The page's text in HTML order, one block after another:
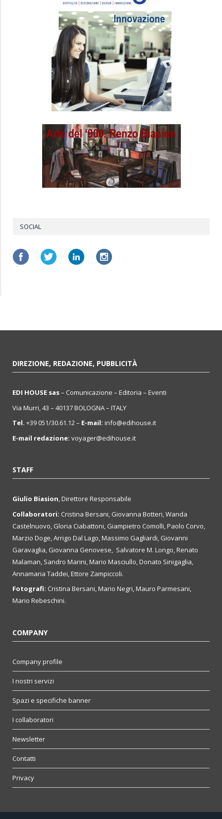
SOCIAL
DIREZIONE, REDAZIONE, PUBBLICITÀ
EDI HOUSE sas– Comunicazione – Editoria – Eventi
Via Murri, 43 – 40137 BOLOGNA – ITALY
Tel. +39 051/30.61.12 – E-mail: info@edihouse.it
E-mail redazione: voyager@edihouse.it
STAFF
Giulio Biasion, Direttore Responsabile
Collaboratori: Cristina Bersani, Giovanna Botteri, Wanda
Castelnuovo, Gloria Ciabattoni, Giampietro Comolli, Paolo Corvo,
Marzio Doge, Arrigo Dal Lago, Massimo Gagliardi, Giovanni
Garavaglia, Giovanna Genovese, Salvatore M. Longo, Renato
Malaman, Sandro Marini, Mario Masciullo, Donato Sinigaglia,
Annamaria Taddei, Ettore Zampiccoli.
Fotografi: Cristina Bersani, Mario Negri, Mauro Parmesani,
Mario Rebeschini.
COMPANY
Company profile
I nostri servizi
Spazi e specifiche banner
I collaboratori
Newsletter
Contatti
Privacy